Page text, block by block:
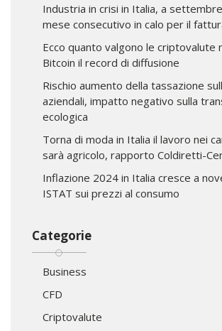
Industria in crisi in Italia, a
mese consecutivo in calo per il
Ecco quanto valgono le criptovalute
Bitcoin il record di diffusione
Rischio aumento della tassazione
aziendali, impatto negativo sulla
ecologica
Torna di moda in Italia il lavoro nei
sarà agricolo, rapporto Coldiretti-
Inflazione 2024 in Italia cresce a
ISTAT sui prezzi al consumo
Categorie
Business
CFD
Criptovalute